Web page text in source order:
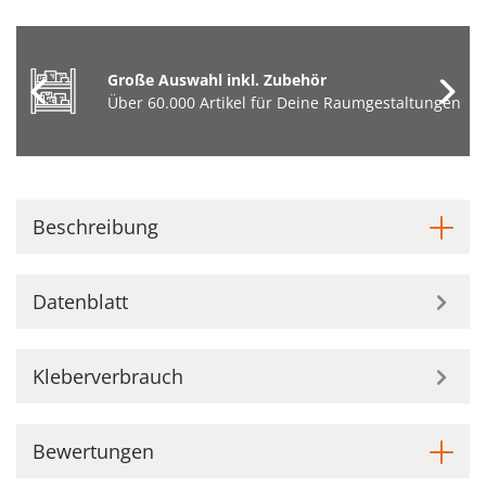
Große Auswahl inkl. Zubehör
Über 60.000 Artikel für Deine Raumgestaltungen
Beschreibung
Datenblatt
Kleberverbrauch
Bewertungen